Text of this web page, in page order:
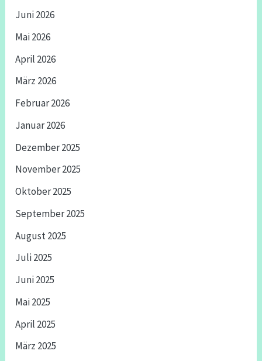
Juni 2026
Mai 2026
April 2026
März 2026
Februar 2026
Januar 2026
Dezember 2025
November 2025
Oktober 2025
September 2025
August 2025
Juli 2025
Juni 2025
Mai 2025
April 2025
März 2025